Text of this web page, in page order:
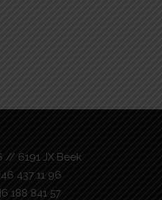
// 6191 JX Beek
437 11 96
188 841 57